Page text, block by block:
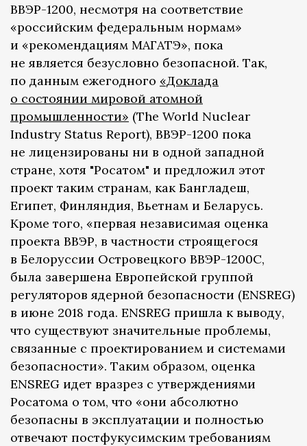
ВВЭР-1200, несмотря на соответствие
«российским федеральным нормам»
и «рекомендациям МАГАТЭ», пока
не является безусловно безопасной. Так,
по данным ежегодного «Доклада
о состоянии мировой атомной
промышленности» (The World Nuclear
Industry Status Report), ВВЭР-1200 пока
не лицензированы ни в одной западной
стране, хотя "Росатом" и предложил этот
проект таким странам, как Бангладеш,
Египет, Финляндия, Вьетнам и Беларусь.
Кроме того, «первая независимая оценка
проекта ВВЭР, в частности строящегося
в Белоруссии Островецкого ВВЭР-1200С,
была завершена Европейской группой
регуляторов ядерной безопасности (ENSREG)
в июне 2018 года. ENSREG пришла к выводу,
что существуют значительные проблемы,
связанные с проектированием и системами
безопасности». Таким образом, оценка
ENSREG идет вразрез с утверждениями
Росатома о том, что «они абсолютно
безопасны в эксплуатации и полностью
отвечают постфукусимским требованиям